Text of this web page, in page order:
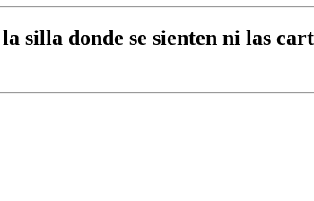
silla donde se sienten ni las